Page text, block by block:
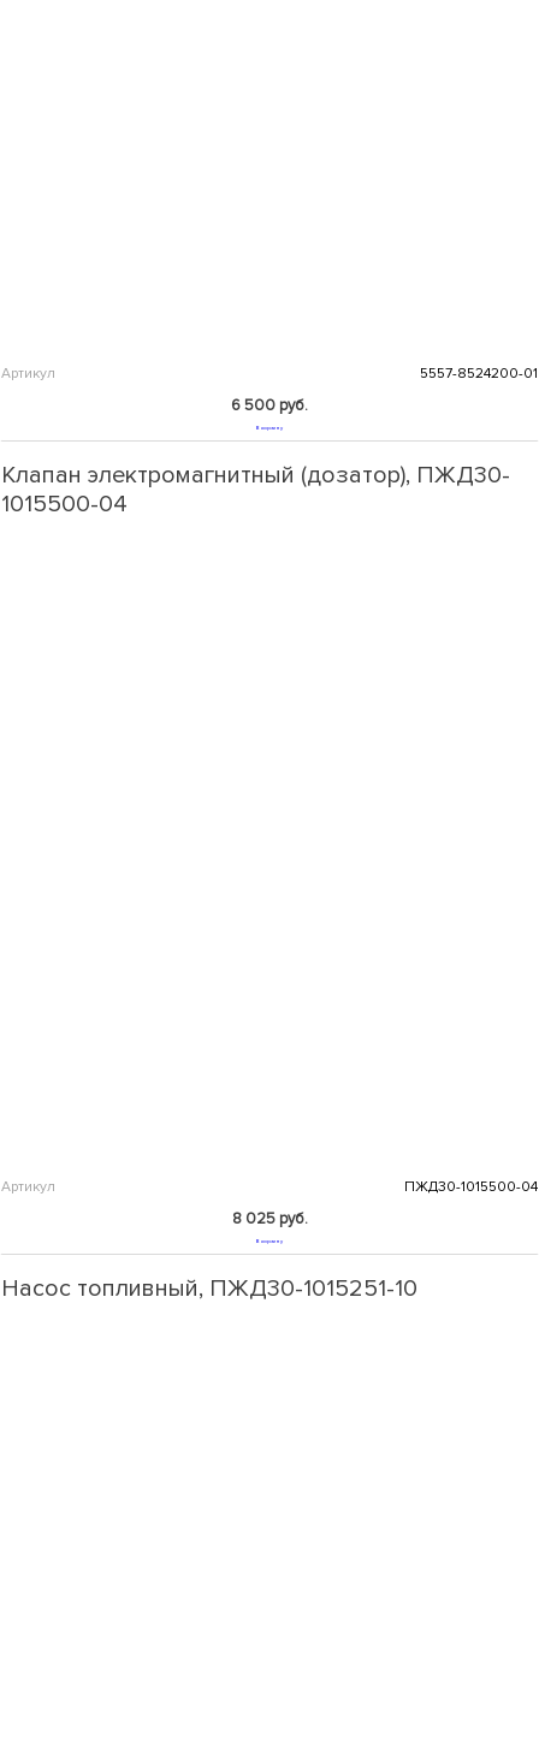
Артикул 5557-8524200-01
6 500 руб.
В корзину
Клапан электромагнитный (дозатор), ПЖД30-
1015500-04
Артикул ПЖД30-1015500-04
8 025 руб.
В корзину
Насос топливный, ПЖД30-1015251-10